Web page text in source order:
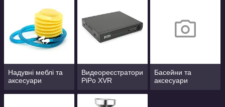
Надувні меблі та
аксесуари
Видеореєстратори
PiPo XVR
Басейни та
аксесуари